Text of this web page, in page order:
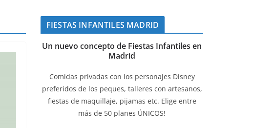
FIESTAS INFANTILES MADRID
Un nuevo concepto de Fiestas Infantiles en
Madrid
Comidas privadas con los personajes Disney
preferidos de los peques, talleres con artesanos,
fiestas de maquillaje, pijamas etc. Elige entre
más de 50 planes ÚNICOS!